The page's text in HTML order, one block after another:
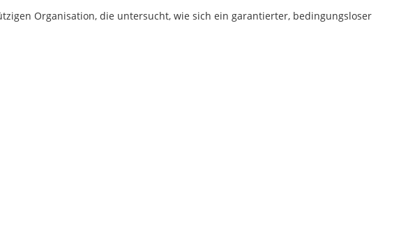
Organisation, die untersucht, wie sich ein garantierter, bedingungsloser